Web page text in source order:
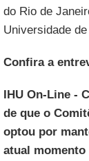
do Rio de
Universidade
Confira a
IHU On-Line -
de que o
optou por
atual